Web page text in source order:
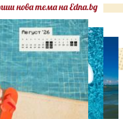
нова тема на Edna.bg
СВОБОДНО ВРЕМЕ
Ново бебе в кралското
семейство